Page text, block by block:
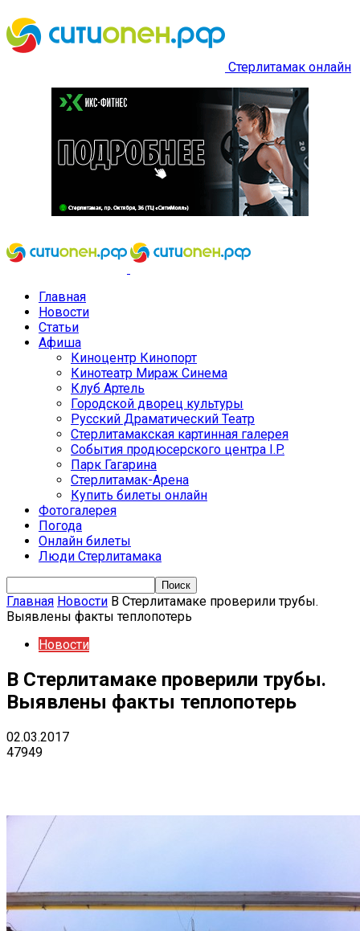
Стерлитамак онлайн
Главная
Новости
Статьи
Афиша
Киноцентр Кинопорт
Кинотеатр Мираж Синема
Клуб Артель
Городской дворец культуры
Русский Драматический Театр
Стерлитамакская картинная галерея
События продюсерского центра I.P.
Парк Гагарина
Стерлитамак-Арена
Купить билеты онлайн
Фотогалерея
Погода
Онлайн билеты
Люди Стерлитамака
Главная Новости В Стерлитамаке проверили трубы.
Выявлены факты теплопотерь
Новости
В Стерлитамаке проверили трубы.
Выявлены факты теплопотерь
02.03.2017
47949